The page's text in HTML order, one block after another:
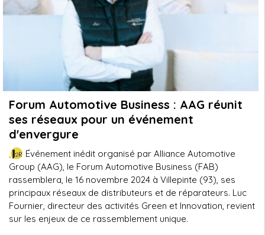
Forum Automotive Business : AAG réunit
ses réseaux pour un événement
d'envergure
Événement inédit organisé par Alliance Automotive
Group (AAG), le Forum Automotive Business (FAB)
rassemblera, le 16 novembre 2024 à Villepinte (93), ses
principaux réseaux de distributeurs et de réparateurs. Luc
Fournier, directeur des activités Green et Innovation, revient
sur les enjeux de ce rassemblement unique.